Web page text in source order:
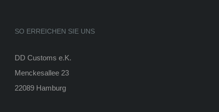
SO ERREICHEN SIE UNS
DD Customs e.K.
Menckesallee 23
22089 Hamburg